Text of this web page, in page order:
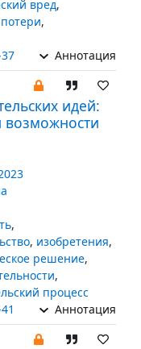
вред,
,
Аннотация
идей:
возможности
,
, изобретения,
решение,
,
процесс
Аннотация